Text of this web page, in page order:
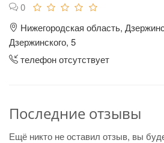
0
Нижегородская область,
Дзержинского, 5
телефон отсутствует
Последние отзывы
Ещё никто не оставил отзыв, вы